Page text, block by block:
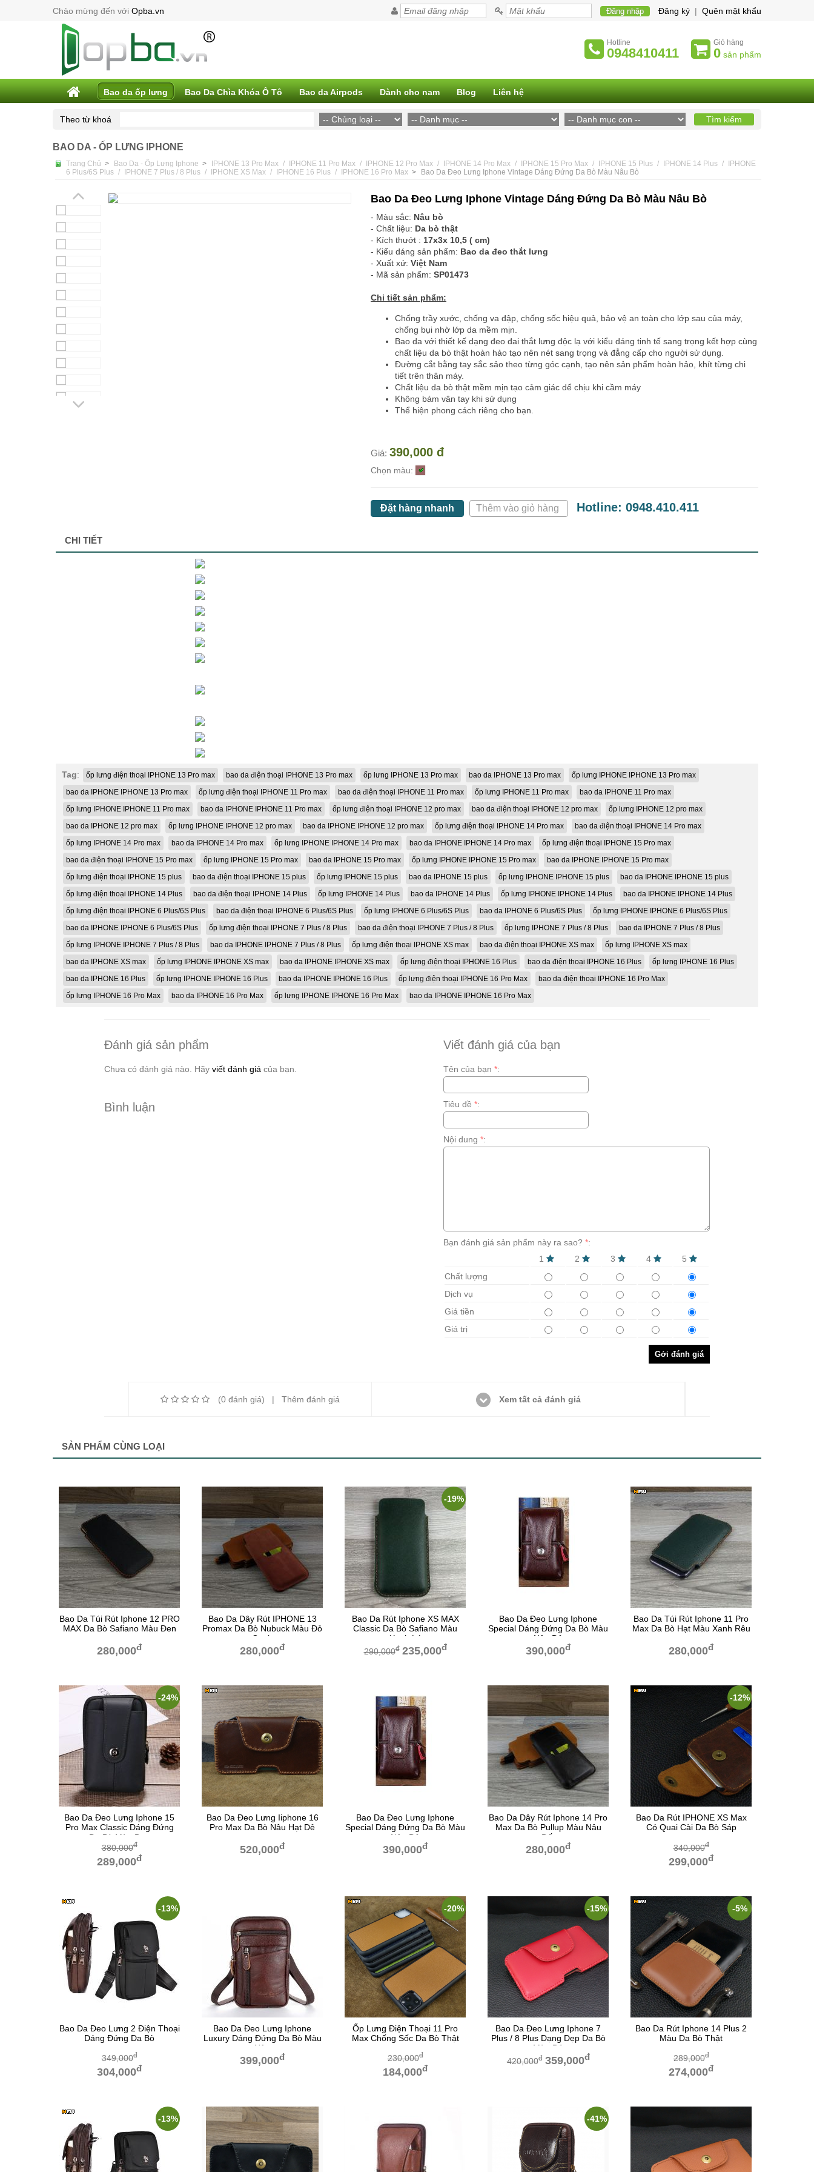
Chào mừng đến với Opba.vn Đăng ký | Quên mật khẩu
Hotline
0948410411
Giỏ hàng
0 sản phẩm
Bao da ốp lưng Bao Da Chìa Khóa Ô Tô Bao da Airpods Dành cho nam Blog Liên hệ
Theo từ khoá
BAO DA - ỐP LƯNG IPHONE
Trang Chủ > Bao Da - Ốp Lưng Iphone > IPHONE 13 Pro Max IPHONE 11 Pro Max IPHONE 12 Pro Max IPHONE 14 Pro Max IPHONE 15 Pro Max IPHONE 15 Plus IPHONE 14 Plus
IPHONE
6 Plus/6S Plus
IPHONE 7 Plus / 8 Plus IPHONE XS Max IPHONE 16 Plus IPHONE 16 Pro Max > Bao Da Đeo Lưng Iphone Vintage Dáng Đứng Da Bò Màu Nâu Bò
Bao Da Đeo Lưng Iphone Vintage Dáng Đứng Da Bò Màu Nâu Bò
- Màu sắc: Nâu bò
- Chất liệu: Da bò thật
- Kích thướt : 17x3x 10,5 ( cm)
- Kiểu dáng sản phẩm: Bao da đeo thắt lưng
- Xuất xứ: Việt Nam
- Mã sản phẩm: SP01473
Chi tiết sản phẩm:
Chống trầy xước, chống va đập, chống sốc hiệu quả, bảo vệ an toàn cho lớp sau của máy,
chống bụi nhờ lớp da mềm mịn.
Bao da với thiết kế dạng đeo đai thắt lưng độc lạ với kiểu dáng tinh tế sang trọng kết hợp cùng
chất liệu da bò thật hoàn hảo tạo nên nét sang trọng và đẳng cấp cho người sử dụng.
Đường cắt bằng tay sắc sảo theo từng góc cạnh, tạo nên sản phẩm hoàn hảo, khít từng chi
tiết trên thân máy.
Chất liệu da bò thật mềm mịn tạo cảm giác dể chịu khi cầm máy
Không bám vân tay khi sử dụng
Thể hiện phong cách riêng cho bạn.
Giá: 390,000 đ
Chọn màu:
Đặt hàng nhanh Thêm vào giỏ hàng Hotline: 0948.410.411
CHI TIẾT
Tag: ốp lưng điện thoại IPHONE 13 Pro max bao da điện thoại IPHONE 13 Pro max ốp lưng IPHONE 13 Pro max bao da IPHONE 13 Pro max
ốp lưng IPHONE IPHONE 13 Pro max
bao da IPHONE IPHONE 13 Pro max
ốp lưng điện thoại IPHONE 11 Pro max bao da điện thoại IPHONE 11 Pro max ốp lưng IPHONE 11 Pro max
bao da IPHONE 11 Pro max
ốp lưng IPHONE IPHONE 11 Pro max
bao da IPHONE IPHONE 11 Pro max ốp lưng điện thoại IPHONE 12 pro max bao da điện thoại IPHONE 12 pro max
ốp lưng IPHONE 12 pro max
bao da IPHONE 12 pro max
ốp lưng IPHONE IPHONE 12 pro max bao da IPHONE IPHONE 12 pro max ốp lưng điện thoại IPHONE 14 Pro max
bao da điện thoại IPHONE 14 Pro max
ốp lưng IPHONE 14 Pro max
bao da IPHONE 14 Pro max ốp lưng IPHONE IPHONE 14 Pro max bao da IPHONE IPHONE 14 Pro max
ốp lưng điện thoại IPHONE 15 Pro max
bao da điện thoại IPHONE 15 Pro max
ốp lưng IPHONE 15 Pro max bao da IPHONE 15 Pro max ốp lưng IPHONE IPHONE 15 Pro max
bao da IPHONE IPHONE 15 Pro max
ốp lưng điện thoại IPHONE 15 plus
bao da điện thoại IPHONE 15 plus ốp lưng IPHONE 15 plus bao da IPHONE 15 plus ốp lưng IPHONE IPHONE 15 plus
bao da IPHONE IPHONE 15 plus
ốp lưng điện thoại IPHONE 14 Plus
bao da điện thoại IPHONE 14 Plus ốp lưng IPHONE 14 Plus bao da IPHONE 14 Plus ốp lưng IPHONE IPHONE 14 Plus
bao da IPHONE IPHONE 14 Plus
ốp lưng điện thoại IPHONE 6 Plus/6S Plus
bao da điện thoại IPHONE 6 Plus/6S Plus ốp lưng IPHONE 6 Plus/6S Plus bao da IPHONE 6 Plus/6S Plus
ốp lưng IPHONE IPHONE 6 Plus/6S Plus
bao da IPHONE IPHONE 6 Plus/6S Plus
ốp lưng điện thoại IPHONE 7 Plus / 8 Plus bao da điện thoại IPHONE 7 Plus / 8 Plus ốp lưng IPHONE 7 Plus / 8 Plus
bao da IPHONE 7 Plus / 8 Plus
ốp lưng IPHONE IPHONE 7 Plus / 8 Plus
bao da IPHONE IPHONE 7 Plus / 8 Plus ốp lưng điện thoại IPHONE XS max bao da điện thoại IPHONE XS max
ốp lưng IPHONE XS max
bao da IPHONE XS max
ốp lưng IPHONE IPHONE XS max bao da IPHONE IPHONE XS max ốp lưng điện thoại IPHONE 16 Plus bao da điện thoại IPHONE 16 Plus
ốp lưng IPHONE 16 Plus
bao da IPHONE 16 Plus
ốp lưng IPHONE IPHONE 16 Plus bao da IPHONE IPHONE 16 Plus ốp lưng điện thoại IPHONE 16 Pro Max
bao da điện thoại IPHONE 16 Pro Max
ốp lưng IPHONE 16 Pro Max
bao da IPHONE 16 Pro Max ốp lưng IPHONE IPHONE 16 Pro Max bao da IPHONE IPHONE 16 Pro Max
Đánh giá sản phẩm
Chưa có đánh giá nào. Hãy viết đánh giá của bạn.
Bình luận
Viết đánh giá của bạn
Tên của bạn *:
Tiêu đề *:
Nội dung *:
Bạn đánh giá sản phẩm này ra sao? *:
1
2 3 4
5
Chất lượng
Dịch vụ
Giá tiền
Giá trị
Gởi đánh giá
(0 đánh giá) | Thêm đánh giá Xem tất cả đánh giá
SẢN PHẨM CÙNG LOẠI
Bao Da Túi Rút Iphone 12 PRO
MAX Da Bò Safiano Màu Đen
280,000đ
Bao Da Dây Rút IPHONE 13
Promax Da Bò Nubuck Màu Đỏ
Gạch
280,000đ
-19%
Bao Da Rút Iphone XS MAX
Classic Da Bò Safiano Màu
Xanh Lá
290,000đ 235,000đ
Bao Da Đeo Lưng Iphone
Special Dáng Đứng Da Bò Màu
Nâu Đỏ
390,000đ
Bao Da Túi Rút Iphone 11 Pro
Max Da Bò Hạt Màu Xanh Rêu
280,000đ
-24%
Bao Da Đeo Lưng Iphone 15
Pro Max Classic Dáng Đứng
Da Bò Màu Đen
380,000đ
289,000đ
Bao Da Đeo Lưng Iiphone 16
Pro Max Da Bò Nâu Hạt Dẻ
520,000đ
Bao Da Đeo Lưng Iphone
Special Dáng Đứng Da Bò Màu
Nâu Đỏ
390,000đ
Bao Da Dây Rút Iphone 14 Pro
Max Da Bò Pullup Màu Nâu
Đất
280,000đ
-12%
Bao Da Rút IPHONE XS Max
Có Quai Cài Da Bò Sáp
340,000đ
299,000đ
-13%
Bao Da Đeo Lưng 2 Điện Thoại
Dáng Đứng Da Bò
349,000đ
304,000đ
Bao Da Đeo Lưng Iphone
Luxury Dáng Đứng Da Bò Màu
Nâu
399,000đ
-20%
Ốp Lưng Điện Thoại 11 Pro
Max Chống Sốc Da Bò Thật
230,000đ
184,000đ
-15%
Bao Da Đeo Lưng Iphone 7
Plus / 8 Plus Dạng Dẹp Da Bò
Màu Đỏ
420,000đ 359,000đ
-5%
Bao Da Rút Iphone 14 Plus 2
Màu Da Bò Thật
289,000đ
274,000đ
-13% -41%